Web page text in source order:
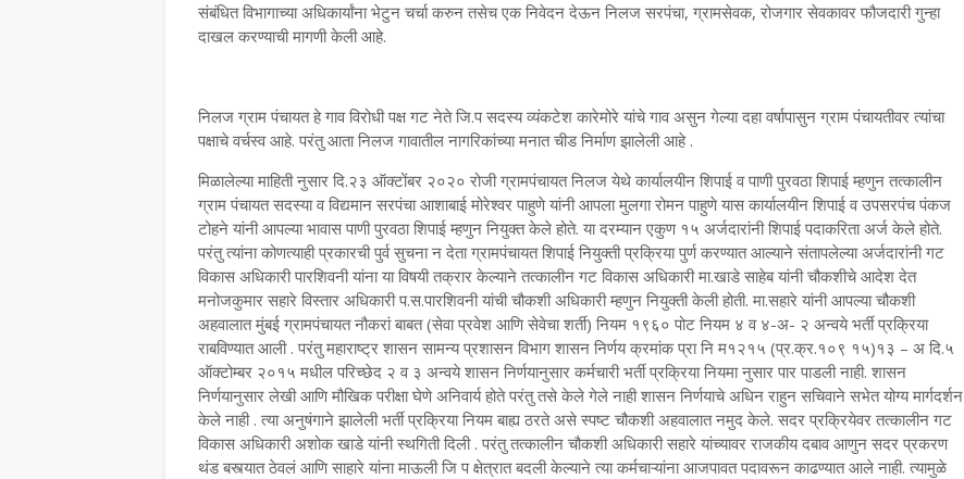
संबंधित विभागाच्या अधिकार्यांना भेटुन चर्चा करुन तसेच एक निवेदन देऊन निलज सरपंचा, ग्रामसेवक, रोजगार सेवकावर फौजदारी गुन्हा
दाखल करण्याची मागणी केली आहे.
निलज ग्राम पंचायत हे गाव विरोधी पक्ष गट नेते जि.प सदस्य व्यंकटेश कारेमोरे यांचे गाव असुन गेल्या दहा वर्षापासुन ग्राम पंचायतीवर त्यांचा
पक्षाचे वर्चस्व आहे. परंतु आता निलज गावातील नागरिकांच्या मनात चीड निर्माण झालेली आहे .
मिळालेल्या माहिती नुसार दि.२३ ऑक्टोंबर २०२० रोजी ग्रामपंचायत निलज येथे कार्यालयीन शिपाई व पाणी पुरवठा शिपाई म्हणुन तत्कालीन
ग्राम पंचायत सदस्या व विद्यमान सरपंचा आशाबाई मोरेश्वर पाहुणे यांनी आपला मुलगा रोमन पाहुणे यास कार्यालयीन शिपाई व उपसरपंच पंकज
टोहने यांनी आपल्या भावास पाणी पुरवठा शिपाई म्हणुन नियुक्त केले होते. या दरम्यान एकुण १५ अर्जदारांनी शिपाई पदाकरिता अर्ज केले होते.
परंतु त्यांना कोणत्याही प्रकारची पुर्व सुचना न देता ग्रामपंचायत शिपाई नियुक्ती प्रक्रिया पुर्ण करण्यात आल्याने संतापलेल्या अर्जदारांनी गट
विकास अधिकारी पारशिवनी यांना या विषयी तक्रार केल्याने तत्कालीन गट विकास अधिकारी मा.खाडे साहेब यांनी चौकशीचे आदेश देत
मनोजकुमार सहारे विस्तार अधिकारी प.स.पारशिवनी यांची चौकशी अधिकारी म्हणुन नियुक्ती केली होती. मा.सहारे यांनी आपल्या चौकशी
अहवालात मुंबई ग्रामपंचायत नौकरां बाबत (सेवा प्रवेश आणि सेवेचा शर्ती) नियम १९६० पोट नियम ४ व ४-अ- २ अन्वये भर्ती प्रक्रिया
राबविण्यात आली . परंतु महाराष्ट्र शासन सामन्य प्रशासन विभाग शासन निर्णय क्रमांक प्रा नि म१२१५ (प्र.क्र.१०९ १५)१३ – अ दि.५
ऑक्टोम्बर २०१५ मधील परिच्छेद २ व ३ अन्वये शासन निर्णयानुसार कर्मचारी भर्ती प्रक्रिया नियमा नुसार पार पाडली नाही. शासन
निर्णयानुसार लेखी आणि मौखिक परीक्षा घेणे अनिवार्य होते परंतु तसे केले गेले नाही शासन निर्णयाचे अधिन राहुन सचिवाने सभेत योग्य मार्गदर्शन
केले नाही . त्या अनुषंगाने झालेली भर्ती प्रक्रिया नियम बाह्य ठरते असे स्पष्ट चौकशी अहवालात नमुद केले. सदर प्रक्रियेवर तत्कालीन गट
विकास अधिकारी अशोक खाडे यांनी स्थगिती दिली . परंतु तत्कालीन चौकशी अधिकारी सहारे यांच्यावर राजकीय दबाव आणुन सदर प्रकरण
थंड बस्त्यात ठेवलं आणि साहारे यांना माऊली जि प क्षेत्रात बदली केल्याने त्या कर्मचाऱ्यांना आजपावत पदावरून काढण्यात आले नाही. त्यामुळे